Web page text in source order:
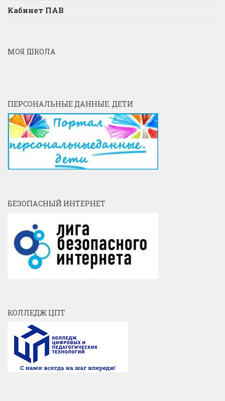
Кабинет ПАВ
МОЯ ШКОЛА
ПЕРСОНАЛЬНЫЕ ДАННЫЕ. ДЕТИ
БЕЗОПАСНЫЙ ИНТЕРНЕТ
КОЛЛЕДЖ ЦПТ